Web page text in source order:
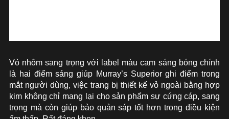
Vỏ nhôm sang trọng với label màu cam sáng bóng chính
là hai điểm sáng giúp Murray’s Superior ghi điểm trong
mắt người dùng, việc trang bị thiết kế vỏ ngoài bằng hợp
kim không chỉ mang lại cho sản phẩm sự cứng cáp, sang
trọng mà còn giúp bảo quản sáp tốt hơn trong điều kiện